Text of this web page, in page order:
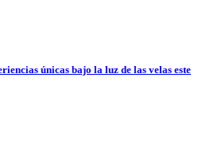
únicas bajo la luz de las velas este